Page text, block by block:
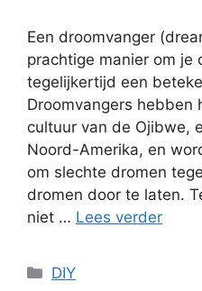
Een droomvanger
prachtige manier om je
tegelijkertijd een
Droomvangers hebben
cultuur van de Ojibwe,
Noord-Amerika, en
om slechte dromen
dromen door te laten.
niet … Lees verder
Categorieën
DIY